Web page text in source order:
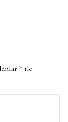
* ile